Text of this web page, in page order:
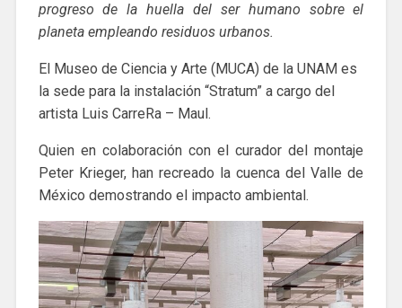
progreso de la huella del ser humano sobre el
planeta empleando residuos urbanos.
El Museo de Ciencia y Arte (MUCA) de la UNAM es
la sede para la instalación “Stratum” a cargo del
artista Luis CarreRa – Maul.
Quien en colaboración con el curador del montaje
Peter Krieger, han recreado la cuenca del Valle de
México demostrando el impacto ambiental.